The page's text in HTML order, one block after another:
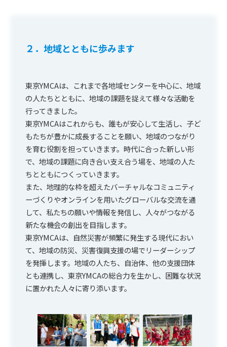
２．地域とともに歩みます
東京YMCAは、これまで各地域センターを中心に、地域
の人たちとともに、地域の課題を捉えて様々な活動を
行ってきました。
東京YMCAはこれからも、誰もが安心して生活し、子ど
もたちが豊かに成長することを願い、地域のつながり
を育む役割を担っていきます。時代に合った新しい形
で、地域の課題に向き合い支え合う場を、地域の人た
ちとともにつくっていきます。
また、地理的な枠を超えたバーチャルなコミュニティ
ーづくりやオンラインを用いたグローバルな交流を通
して、私たちの願いや情報を発信し、人々がつながる
新たな機会の創出を目指します。
東京YMCAは、自然災害が頻繁に発生する現代におい
て、地域の防災、災害復興支援の場でリーダーシップ
を発揮します。地域の人たち、自治体、他の支援団体
とも連携し、東京YMCAの総合力を生かし、困難な状況
に置かれた人々に寄り添います。